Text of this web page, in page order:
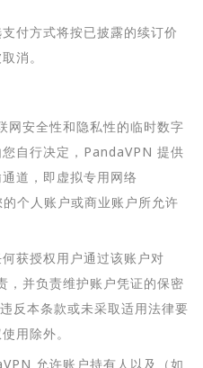
付方式将按已披露的续订价
消。
网安全性和隐私性的临时数字
自行决定，PandaVPN 提供
道，即虚拟专用网络
的个人账户或商业账户所允许
获授权用户通过该账户对
，并负责维护账户凭证的保密
反本条款或未采取适用法律要
用除外。
允许账户持有人以及（如